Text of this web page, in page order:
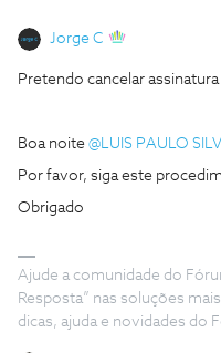
Jorge C
Pretendo cancelar
Boa noite @LUIS PAULO
Por favor, siga este
Obrigado
Ajude a comunidade do
Resposta” nas soluções
dicas, ajuda e novidades do